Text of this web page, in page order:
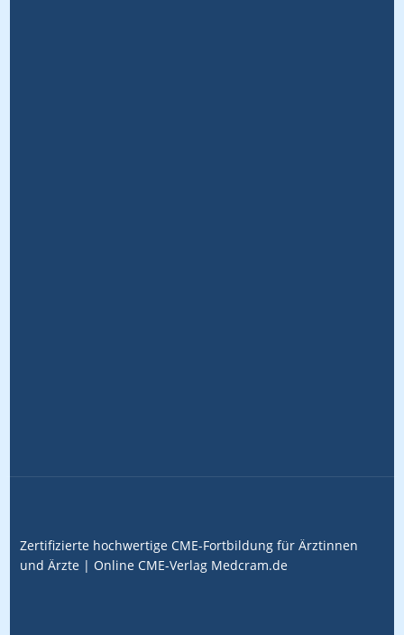
Zertifizierte hochwertige CME-Fortbildung für Ärztinnen
und Ärzte | Online CME-VerlagMedcram.de